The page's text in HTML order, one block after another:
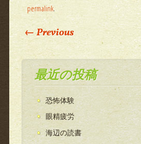
permalink.
Post navigation
←Previous
最近の投稿
恐怖体験
眼精疲労
海辺の読書